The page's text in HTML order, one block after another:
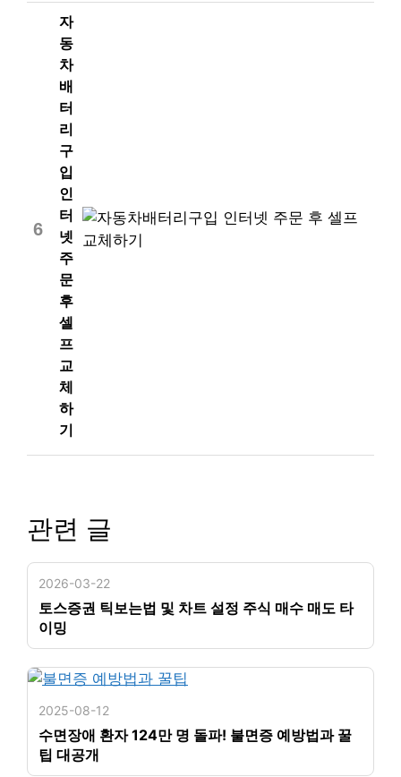
6
자
동
차
배
터
리
구
입
인
터
넷
주
문
후
셀
프
교
체
하
기
관련 글
2026-03-22
토스증권 틱보는법 및 차트 설정 주식 매수 매도 타
이밍
2025-08-12
수면장애 환자 124만 명 돌파! 불면증 예방법과 꿀
팁 대공개